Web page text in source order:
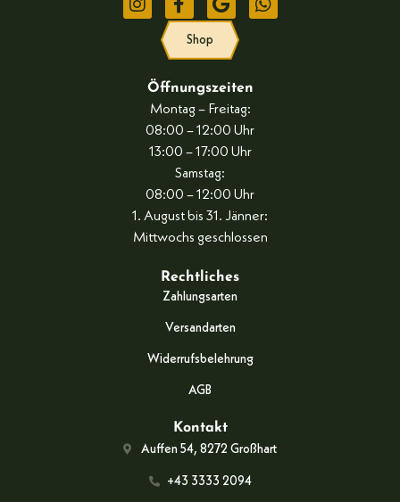
Shop
Öffnungszeiten
Montag – Freitag:
08:00 – 12:00 Uhr
13:00 – 17:00 Uhr
Samstag:
08:00 – 12:00 Uhr
1. August bis 31. Jänner:
Mittwochs geschlossen
Rechtliches
Zahlungsarten
Versandarten
Widerrufsbelehrung
AGB
Kontakt
Auffen 54, 8272 Großhart
+43 3333 2094